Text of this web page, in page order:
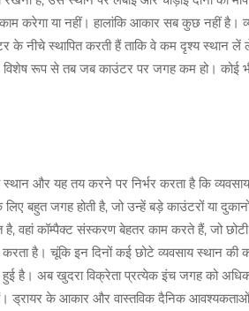
करेगा या नहीं। हालांकि आकार सब कुछ नहीं है।
के नीचे स्थापित करती हैं ताकि वे कम दृश्य स्थान लें
रूप से तब जब काउंटर पर जगह कम हो। कोई
और यह तय करने पर निर्भर करता है कि
बहुत जगह होती है, जो उन्हें बड़े काउंटरों या
है, वहां कॉम्पैक्ट संस्करण बेहतर काम करते हैं, जो छोटी
है। चूंकि इन दिनों कई छोटे व्यवसाय स्थान
हुई है। अब खुदरा विक्रेता प्रत्येक इंच जगह को
ड्रायर के आकार और वास्तविक दैनिक